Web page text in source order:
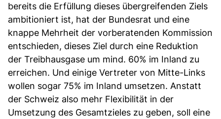
bereits die Erfüllung dieses übergreifenden Ziels
ambitioniert ist, hat der Bundesrat und eine
knappe Mehrheit der vorberatenden Kommission
entschieden, dieses Ziel durch eine Reduktion
der Treibhausgase um mind. 60% im Inland zu
erreichen. Und einige Vertreter von Mitte-Links
wollen sogar 75% im Inland umsetzen. Anstatt
der Schweiz also mehr Flexibilität in der
Umsetzung des Gesamtzieles zu geben, soll eine